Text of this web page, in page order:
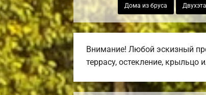
Дома из бруса
Внимание! Любой эскизный
террасу, остекление, крыльцо